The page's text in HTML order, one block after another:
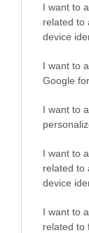
I want to
related to
device
I want to
Google
I want to
I want to
related to
device
I want to
related to
jutó
esetén9750
17,50
jutó
A rendelet
tárgyhót
kiszolgálást
az adott